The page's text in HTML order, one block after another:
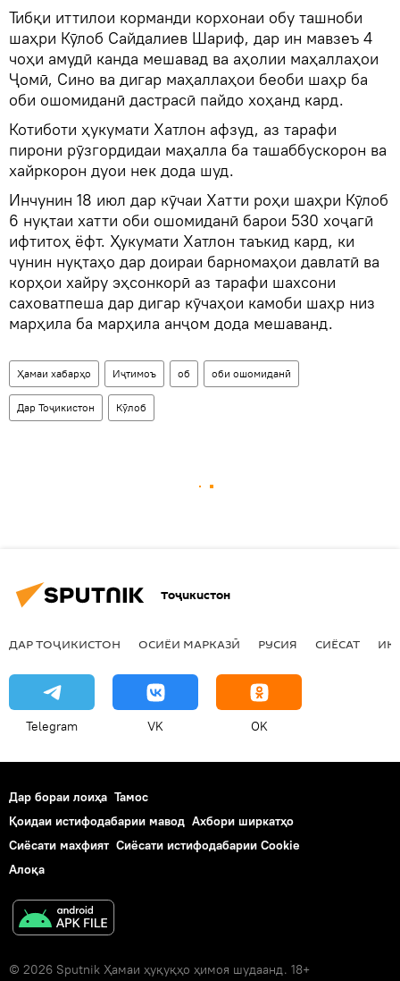
Тибқи иттилои корманди корхонаи обу ташноби
шаҳри Кӯлоб Сайдалиев Шариф, дар ин мавзеъ 4
чоҳи амудӣ канда мешавад ва аҳолии маҳаллаҳои
Ҷомӣ, Сино ва дигар маҳаллаҳои беоби шаҳр ба
оби ошомиданӣ дастрасӣ пайдо хоҳанд кард.
Котиботи ҳукумати Хатлон афзуд, аз тарафи
пирони рӯзгордидаи маҳалла ба ташаббускорон ва
хайркорон дуои нек дода шуд.
Инчунин 18 июл дар кӯчаи Хатти роҳи шаҳри Кӯлоб
6 нуқтаи хатти оби ошомиданӣ барои 530 хоҷагӣ
ифтитоҳ ёфт. Ҳукумати Хатлон таъкид кард, ки
чунин нуқтаҳо дар доираи барномаҳои давлатӣ ва
корҳои хайру эҳсонкорӣ аз тарафи шахсони
саховатпеша дар дигар кӯчаҳои камоби шаҳр низ
марҳила ба марҳила анҷом дода мешаванд.
Ҳамаи хабарҳо Иҷтимоъ об оби ошомиданӣ
Дар Тоҷикистон Кӯлоб
Тоҷикистон
ДАР ТОҶИКИСТОН ОСИЁИ МАРКАЗӢ РУСИЯ СИЁСАТ
Telegram VK OK
Дар бораи лоиҳа Тамос
Қоидаи истифодабарии мавод Ахбори ширкатҳо
Сиёсати махфият Сиёсати истифодабарии Cookie
Алоқа
© 2026 Sputnik Ҳамаи ҳуқуқҳо ҳимоя шудаанд. 18+